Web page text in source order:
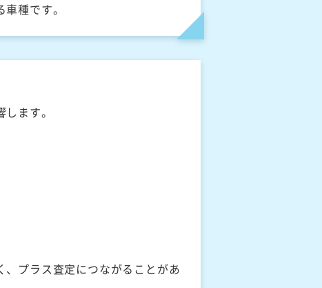
種です。
ます。
プラス査定につながることがあ